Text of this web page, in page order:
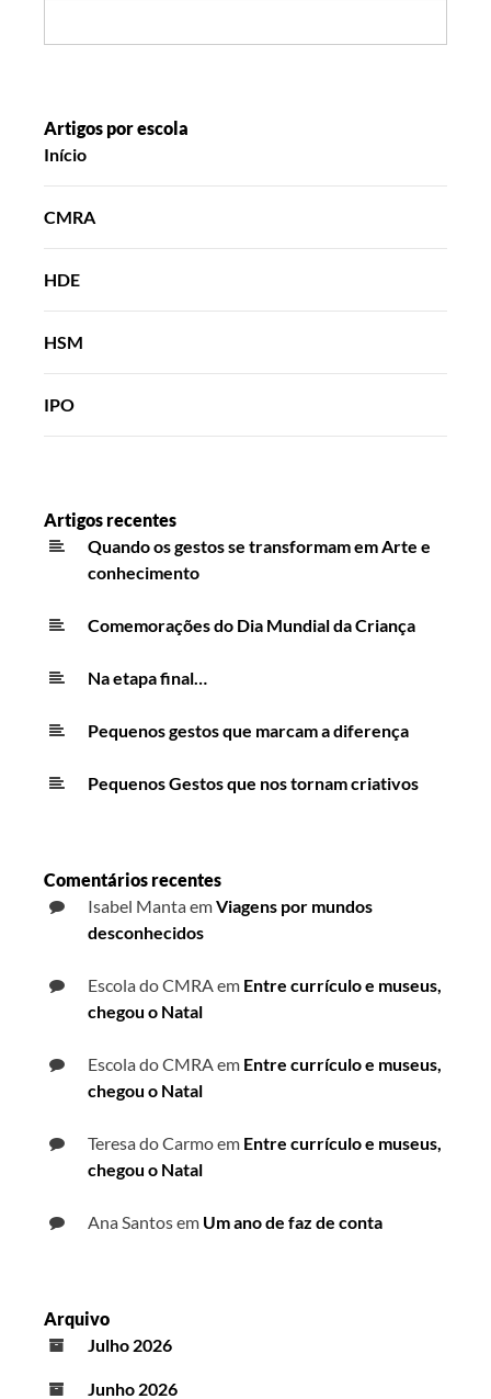
Artigos por escola
Início
CMRA
HDE
HSM
IPO
Artigos recentes
Quando os gestos se transformam em Arte e
conhecimento
Comemorações do Dia Mundial da Criança
Na etapa final…
Pequenos gestos que marcam a diferença
Pequenos Gestos que nos tornam criativos
Comentários recentes
Isabel MantaemViagens por mundos
desconhecidos
Escola do CMRA em Entre currículo e museus,
chegou o Natal
Escola do CMRA em Entre currículo e museus,
chegou o Natal
Teresa do Carmoem Entre currículo e museus,
chegou o Natal
Ana Santosem Um ano de faz de conta
Arquivo
Julho 2026
Junho 2026